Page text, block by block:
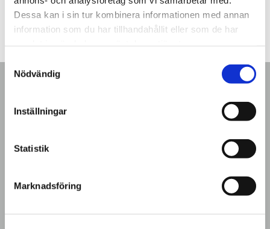
Dessa kan i sin tur kombinera informationen med annan
information som du har tillhandahållit eller som de har
Samtyckesval
Nödvändig
Inställningar
Statistik
Marknadsföring
anpassas efter ditt
företag